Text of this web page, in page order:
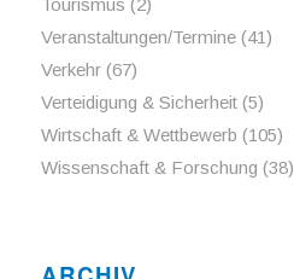
Veranstaltungen/Termine(41)
Verkehr(67)
Verteidigung & Sicherheit(5)
Wirtschaft & Wettbewerb (105)
Wissenschaft & Forschung (38)